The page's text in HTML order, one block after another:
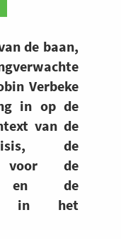
de baan,
Verbeke
in op de
van de
de
voor de
en de
in het